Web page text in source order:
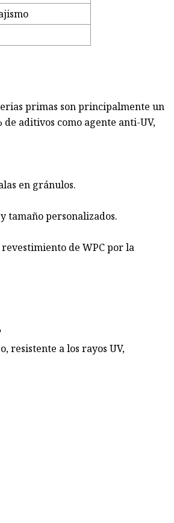
primas son principalmente un
de aditivos como agente anti-UV,
en gránulos.
tamaño personalizados.
de WPC por la
resistente a los rayos UV,